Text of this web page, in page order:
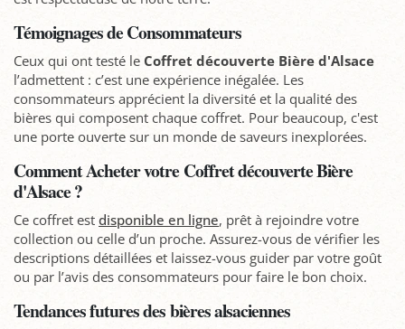
Témoignages de Consommateurs
Ceux qui ont testé le Coffret découverte Bière d'Alsace
l’admettent : c’est une expérience inégalée. Les
consommateurs apprécient la diversité et la qualité des
bières qui composent chaque coffret. Pour beaucoup, c'est
une porte ouverte sur un monde de saveurs inexplorées.
Comment Acheter votre Coffret découverte Bière
d'Alsace ?
Ce coffret est disponible en ligne, prêt à rejoindre votre
collection ou celle d’un proche. Assurez-vous de vérifier les
descriptions détaillées et laissez-vous guider par votre goût
ou par l’avis des consommateurs pour faire le bon choix.
Tendances futures des bières alsaciennes